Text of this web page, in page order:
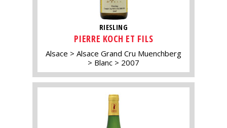
RIESLING
PIERRE KOCH ET FILS
Alsace
Alsace Grand Cru Muenchberg
Blanc
2007